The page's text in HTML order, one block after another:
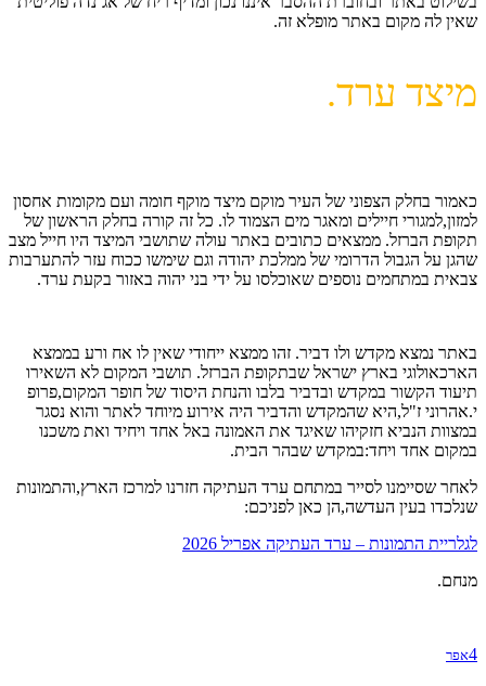
שאין לה מקום באתר מופלא זה.
מיצד ערד.
כאמור בחלק הצפוני של העיר מוקם מיצד מוקף חומה ועם מקומות אחסון
למזון,למגורי חיילים ומאגר מים הצמוד לו. כל זה קורה בחלק הראשון של
תקופת הברזל. ממצאים כתובים באתר עולה שתושבי המיצד היו חייל מצב
שהגן על הגבול הדרומי של ממלכת יהודה וגם שימשו ככוח עזר להתערבות
צבאית במתחמים נוספים שאוכלסו על ידי בני יהוה באזור בקעת ערד.
באתר נמצא מקדש ולו דביר. זהו ממצא ייחודי שאין לו אח ורע בממצא
הארכאולוגי בארץ ישראל שבתקופת הברזל. תושבי המקום לא השאירו
תיעוד הקשור במקדש ובדביר בלבו והנחת היסוד של חופר המקום,פרופ
י.אהרוני ז"ל,היא שהמקדש והדביר היה אירוע מיוחד לאתר והוא נסגר
במצוות הנביא חזקיהו שאיגד את האמונה באל אחד ויחיד ואת משכנו
במקום אחד ויחד:במקדש שבהר הבית.
לאחר שסיימנו לסייר במתחם ערד העתיקה חזרנו למרכז הארץ,והתמונות
שנלכדו בעין העדשה,הן כאן לפניכם:
לגלריית התמונות – ערד העתיקה אפריל 2026
מנחם.
4אפר